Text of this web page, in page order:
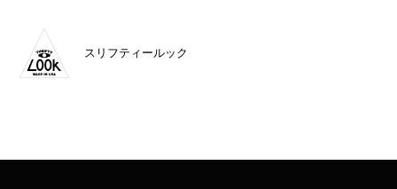
スリフティールック